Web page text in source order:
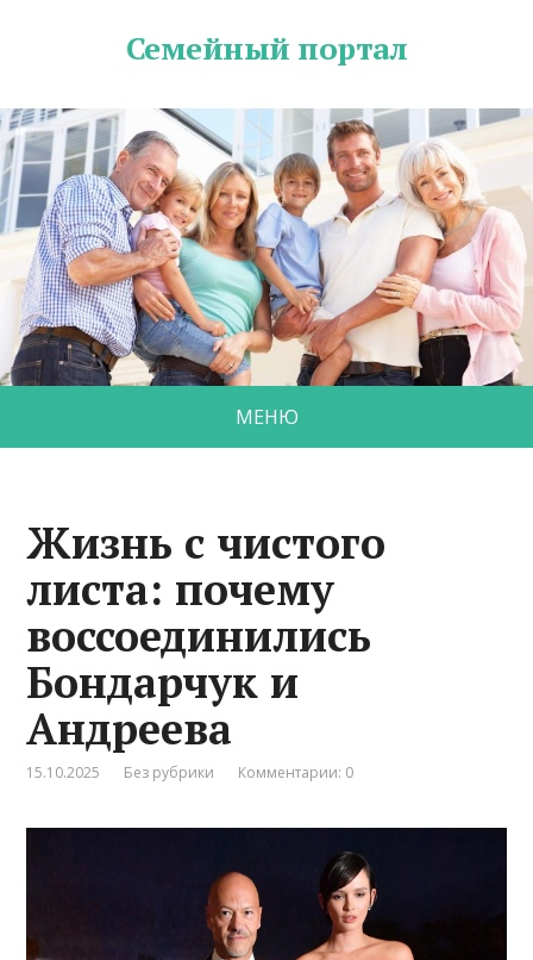
Семейный портал
МЕНЮ
Жизнь с чистого
листа: почему
воссоединились
Бондарчук и
Андреева
15.10.2025 Без рубрики Комментарии: 0